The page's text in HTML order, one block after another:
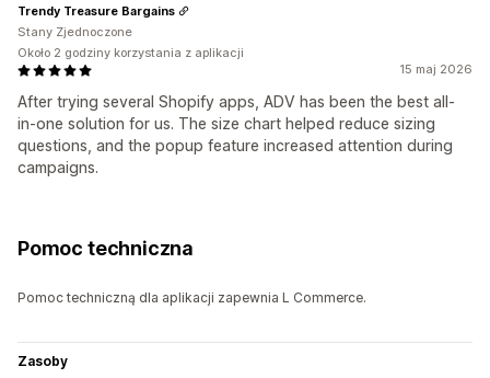
15 maj 2026
After trying several Shopify apps, ADV has been the best all-
in-one solution for us. The size chart helped reduce sizing
questions, and the popup feature increased attention during
campaigns.
Trendy Treasure Bargains
Stany Zjednoczone
Około 2 godziny korzystania z aplikacji
Pomoc techniczna
Pomoc techniczną dla aplikacji zapewnia L Commerce.
Zasoby